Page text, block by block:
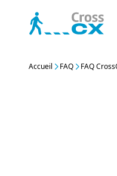
contenu
Accueil FAQ FAQ